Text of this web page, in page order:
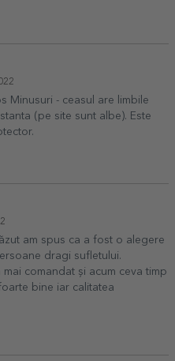
Minusuri - ceasul are limbile
(pe site sunt albe). Este
am spus ca a fost o alegere
dragi sufletului.
comandat și acum ceva timp
bine iar calitatea